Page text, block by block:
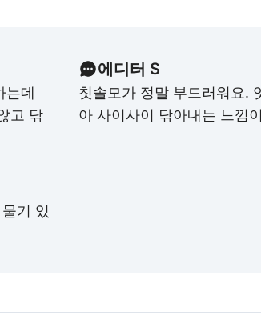
는데
고 닦
에디터 S
칫솔모가 정말 부드러워요.
아 사이사이 닦아내는 느낌
기 있